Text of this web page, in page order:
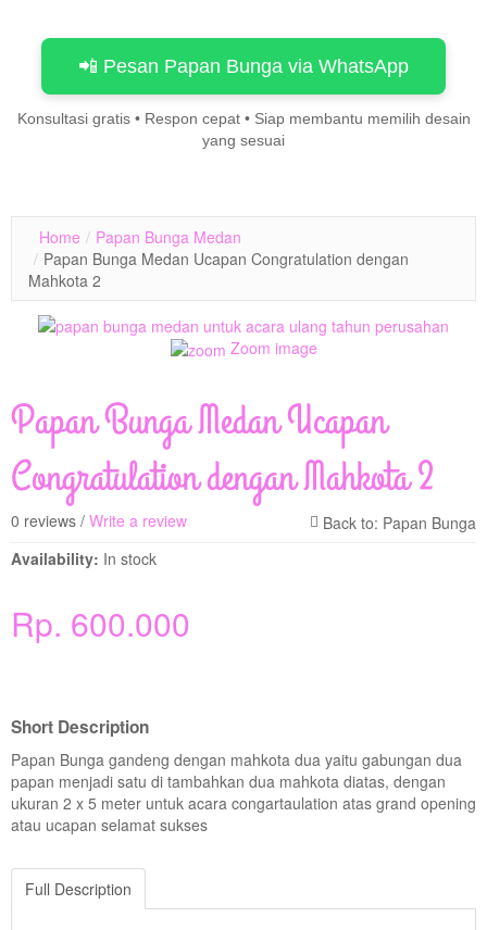
📲 Pesan Papan Bunga via WhatsApp
Konsultasi gratis • Respon cepat • Siap membantu memilih desain
yang sesuai
Home / Papan Bunga Medan
/ Papan Bunga Medan Ucapan Congratulation dengan
Mahkota 2
Zoom image
Papan Bunga Medan Ucapan
Congratulation dengan Mahkota 2
0 reviews / Write a review
Availability: In stock
Rp. 600.000
Short Description
Papan Bunga gandeng dengan mahkota dua yaitu gabungan dua
papan menjadi satu di tambahkan dua mahkota diatas, dengan
ukuran 2 x 5 meter untuk acara congartaulation atas grand opening
atau ucapan selamat sukses
Full Description